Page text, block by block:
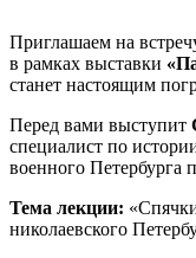
Приглашаем на
в рамках выставки
станет настоящим
Перед вами выступит
специалист по
военного Петербурга
Тема лекции:
николаевского